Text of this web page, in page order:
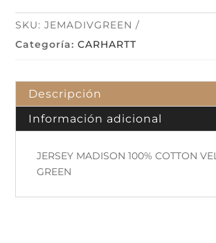
SKU:JEMADIVGREEN
Categoría:CARHARTT
Descripción
Información adicional
JERSEY MADISON 100% COTTON
GREEN